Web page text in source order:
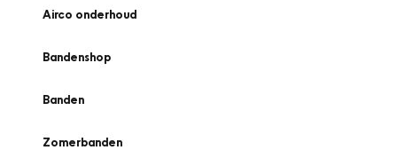
Airco onderhoud
Bandenshop
Banden
Zomerbanden